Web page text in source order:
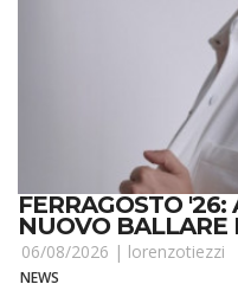
FERRAGOSTO
NUOVO BALLARE
06/08/2026 | lorenzotiezzi
NEWS